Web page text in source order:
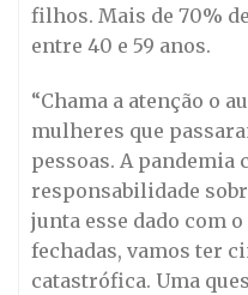
filhos. Mais de 70%
entre 40 e 59 anos.
“Chama a atenção o
mulheres que
pessoas. A pandemia
responsabilidade
junta esse dado com
fechadas, vamos ter
catastrófica. Uma